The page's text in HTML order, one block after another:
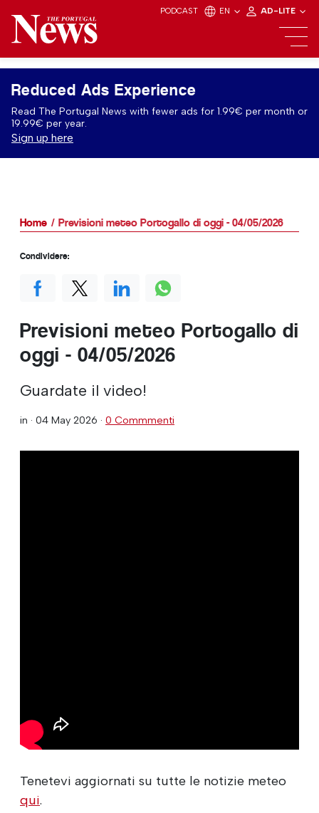
PODCAST EN AD-LITE
Reduced Ads Experience
Read The Portugal News with fewer ads for 1.99€ per month or
19.99€ per year.
Sign up here
Home Previsioni meteo Portogallo di oggi - 04/05/2026
Previsioni meteo Portogallo di
oggi - 04/05/2026
Guardate il video!
in · 04 May 2026 · 0 Commmenti
Tenetevi aggiornati su tutte le notizie meteo
qui.
Condividere: